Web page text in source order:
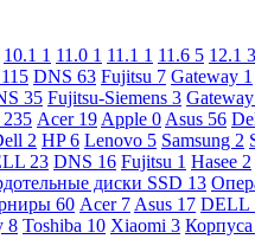
10.1 1 11.0 1 11.1 1 11.6 5 12.1 3
115 DNS 63 Fujitsu 7 Gateway 1
35 Fujitsu-Siemens 3 Gateway
235 Acer 19 Apple 0 Asus 56
2 HP6 Lenovo 5 Samsung 2
23 DNS 16 Fujitsu 1 Hasee 2
диски SSD 13
60 Acer 7 Asus 17 DELL
8 Toshiba 10 Xiaomi 3 Корпуса